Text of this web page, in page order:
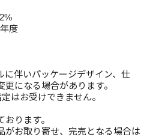
度
に伴いパッケージデザイン、仕
になる場合があります。
はお受けできません。
ります。
がお取り寄せ、完売となる場合は